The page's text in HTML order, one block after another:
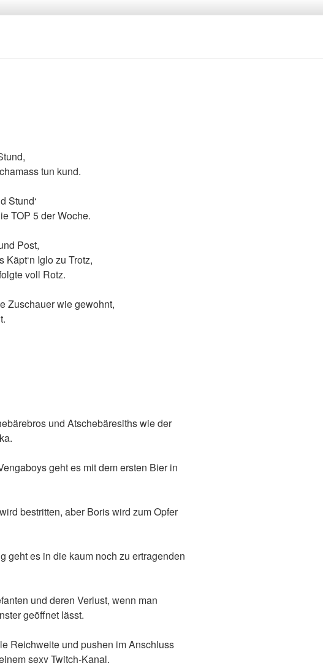
tun kund.
Stund‘
TOP 5 der Woche.
Post,
Iglo zu Trotz,
voll Rotz.
Zuschauer wie gewohnt,
und Atschebäresiths wie der
geht es mit dem ersten Bier in
bestritten, aber Boris wird zum Opfer
geht es in die kaum noch zu ertragenden
und deren Verlust, wenn man
geöffnet lässt.
Reichweite und pushen im Anschluss
sexy Twitch-Kanal.